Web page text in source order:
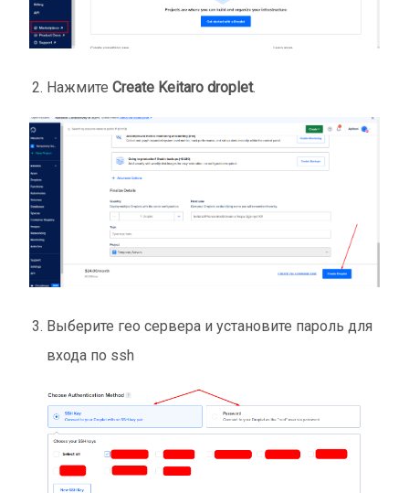
НажмитеCreate Keitaro droplet.
Выберите гео сервера и установите пароль для
входа по ssh